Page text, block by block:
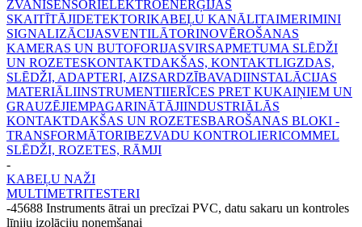
ZVANISENSORIELEKTROENERĢIJAS
SKAITĪTĀJIDETEKTORIKABEĻU KANĀLITAIMERIMINI
SIGNALIZĀCIJASVENTILĀTORINOVĒROŠANAS
KAMERAS UN BUTOFORIJASVIRSAPMETUMA SLĒDŽI
UN ROZETESKONTAKTDAKŠAS, KONTAKTLIGZDAS,
SLĒDŽI, ADAPTERI, AIZSARDZĪBAVADIINSTALĀCIJAS
MATERIĀLIINSTRUMENTIIERĪCES PRET KUKAIŅIEM UN
GRAUZĒJIEMPAGARINĀTĀJIINDUSTRIĀLĀS
KONTAKTDAKŠAS UN ROZETESBAROŠANAS BLOKI -
TRANSFORMĀTORIBEZVADU KONTROLIERICOMMEL
SLĒDŽI, ROZETES, RĀMJI
-
KABEĻU NAŽI
MULTIMETRITESTERI
-45688 Instruments ātrai un precīzai PVC, datu sakaru un kontroles
līniju izolāciju noņemšanai